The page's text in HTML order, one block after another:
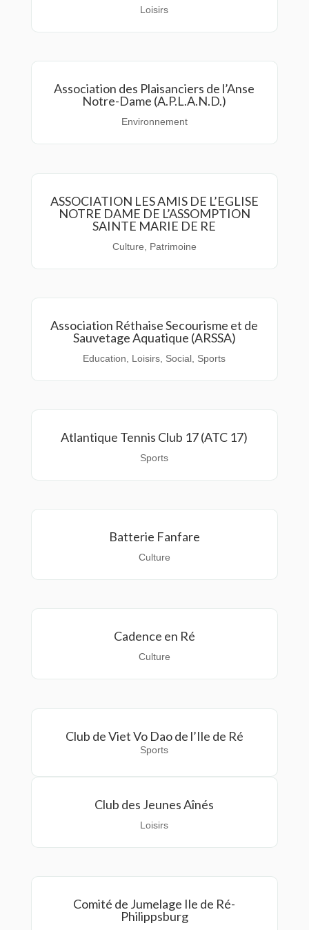
Loisirs
Association des Plaisanciers de l’Anse
Notre-Dame (A.P.L.A.N.D.)
Environnement
ASSOCIATION LES AMIS DE L’EGLISE
NOTRE DAME DE L’ASSOMPTION
SAINTE MARIE DE RE
Culture Patrimoine
Association Réthaise Secourisme et de
Sauvetage Aquatique (ARSSA)
Education Loisirs Social Sports
Atlantique Tennis Club 17 (ATC 17)
Sports
Batterie Fanfare
Culture
Cadence en Ré
Culture
Club de Viet Vo Dao de l’Ile de Ré
Sports
Club des Jeunes Aînés
Loisirs
Comité de Jumelage Ile de Ré-
Philippsburg